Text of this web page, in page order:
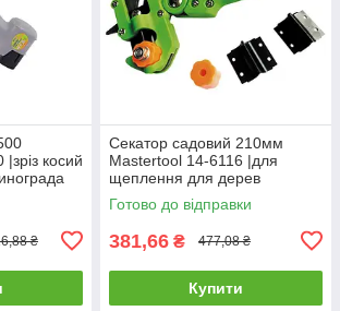
косий
₴
Секатор садовий 210мм
Mastertool 14-6116 |для
щеплення для дерев
винограда кущів гілок квітів
Готово до відправки
381,66 ₴ 477,08 ₴
Купити